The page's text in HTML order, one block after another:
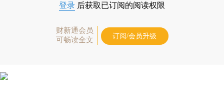
登录 后获取已订阅的阅读权限
财新通会员
可畅读全文
订阅/会员升级